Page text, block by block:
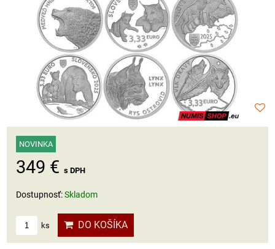
NOVINKA
349 € s DPH
Dostupnosť:Skladom
ks DO KOŠÍKA